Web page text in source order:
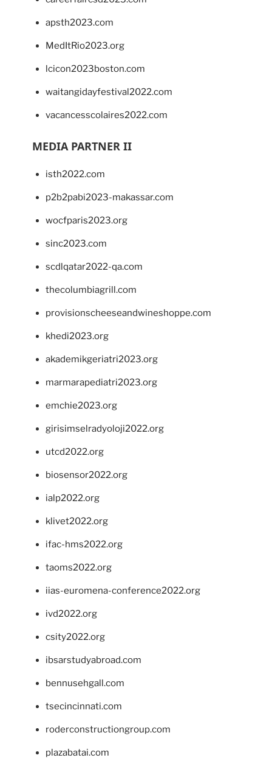
apsth2023.com
MedItRio2023.org
lcicon2023boston.com
waitangidayfestival2022.com
vacancesscolaires2022.com
MEDIA PARTNER II
isth2022.com
p2b2pabi2023-makassar.com
wocfparis2023.org
sinc2023.com
scdlqatar2022-qa.com
thecolumbiagrill.com
provisionscheeseandwineshoppe.com
khedi2023.org
akademikgeriatri2023.org
marmarapediatri2023.org
emchie2023.org
girisimselradyoloji2022.org
utcd2022.org
biosensor2022.org
ialp2022.org
klivet2022.org
ifac-hms2022.org
taoms2022.org
iias-euromena-conference2022.org
ivd2022.org
csity2022.org
ibsarstudyabroad.com
bennusehgall.com
tsecincinnati.com
roderconstructiongroup.com
plazabatai.com